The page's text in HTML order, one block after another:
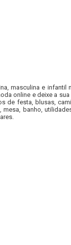
masculina e infantil
online e deixe a
de festa, blusas,
banho,